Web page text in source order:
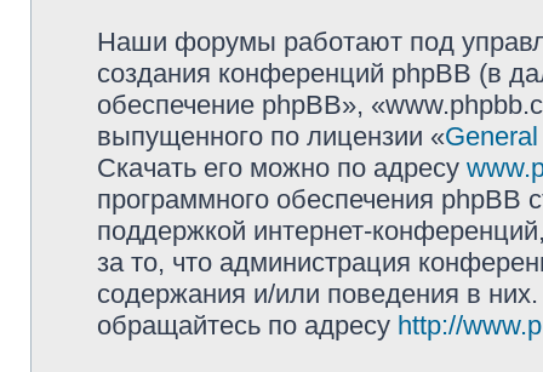
Наши форумы работают под
создания конференций phpBB (в
обеспечение phpBB»,
выпущенного по лицензии «
Скачать его можно по адресу
программного обеспечения phpBB
поддержкой интернет-
за то, что администрация
содержания и/или поведения в
обращайтесь по адресу http://